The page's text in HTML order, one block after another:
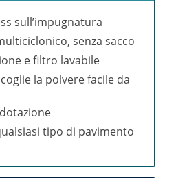
sull’impugnatura
senza sacco
e filtro lavabile
la polvere facile da
tipo di pavimento